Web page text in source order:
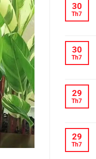
30
Th7
30
Th7
29
Th7
29
Th7